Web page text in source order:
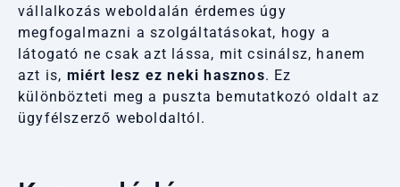
vállalkozás weboldalán érdemes úgy
megfogalmazni a szolgáltatásokat, hogy a
látogató ne csak azt lássa, mit csinálsz, hanem
azt is, miért lesz ez neki hasznos. Ez
különbözteti meg a puszta bemutatkozó oldalt az
ügyfélszerző weboldaltól.